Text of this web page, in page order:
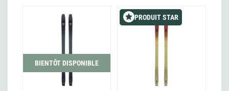
BIENTÔT DISPONIBLE
PRODUIT STAR